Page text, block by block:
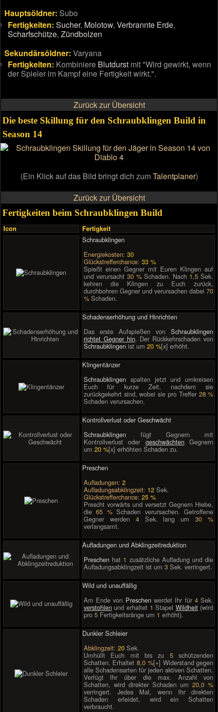
Hauptsöldner: Subo
Fertigkeiten: Sucher, Molotow,Verbrannte Erde,
Scharfschütze,Zündbolzen
Sekundärsöldner: Varyana
Fertigkeiten: Kombiniere Blutdurst mit "Wird gewirkt, wenn
der Spieler im Kampf eine Fertigkeit wirkt.".
Zurück zur Übersicht
Die beste Skillung für den Schraubklingen Build in
Season 14
(Ein Klick auf das Bild bringt dich zumTalentplaner)
Zurück zur Übersicht
Fertigkeiten beim Schraubklingen Build
Icon Fertigkeit
Schraubklingen
Energiekosten: 30
Glückstrefferchance: 33 %
Spießt einen Gegner mit Euren Klingen auf
und verursacht 30 %Schaden. Nach 1,5 Sek.
kehren die Klingen zu Euch zurück,
durchbohren Gegner und verursachen dabei70
%Schaden.
Schadenserhöhung und Hinrichten
Das erste Aufspießen vonSchraubklingen
richtet Gegner hin. Der Rückkehrschaden von
Schraubklingenist um 20 %[x] erhöht.
Klingentänzer
Schraubklingenspalten jetzt und umkreisen
Euch für kurze Zeit, nachdem sie
zurückgekehrt sind, wobei sie pro Treffer 28 %
Schaden verursachen.
Kontrollverlust oder Geschwächt
Schraubklingenfügt Gegnern mit
Kontrollverlust oder geschwächtenGegnern
um 20 %[x] erhöhten Schaden zu.
Preschen
Aufladungen: 2
Aufladungsabklingzeit: 12Sek.
Glückstrefferchance: 25 %
Prescht vorwärts und versetzt Gegnern Hiebe,
die65 %Schaden verursachen. Getroffene
Gegner werden 4Sek. lang um30 %
verlangsamt.
Aufladungen und Abklingzeitreduktion
Preschenhat 1 zusätzliche Aufladung und die
Aufladungsabklingzeit ist um 3Sek. verringert.
Wild und unauffällig
Am Ende von Preschenwerdet Ihr für 4Sek.
verstohlenund erhaltet 1 Stapel Wildheit(wird
pro 5Fertigkeitsränge um 1 erhöht).
Dunkler Schleier
Abklingzeit: 20Sek.
Umhüllt Euch mit bis zu 5schützenden
Schatten. Erhaltet8,0 %[+] Widerstand gegen
alle Schadensarten für jeden aktiven Schatten.
Verfügt Ihr über die max. Anzahl von
Schatten, wird direkter Schaden um20,0 %
verringert. Jedes Mal, wenn Ihr direkten
Schaden erleidet, wird ein Schatten
verbraucht.